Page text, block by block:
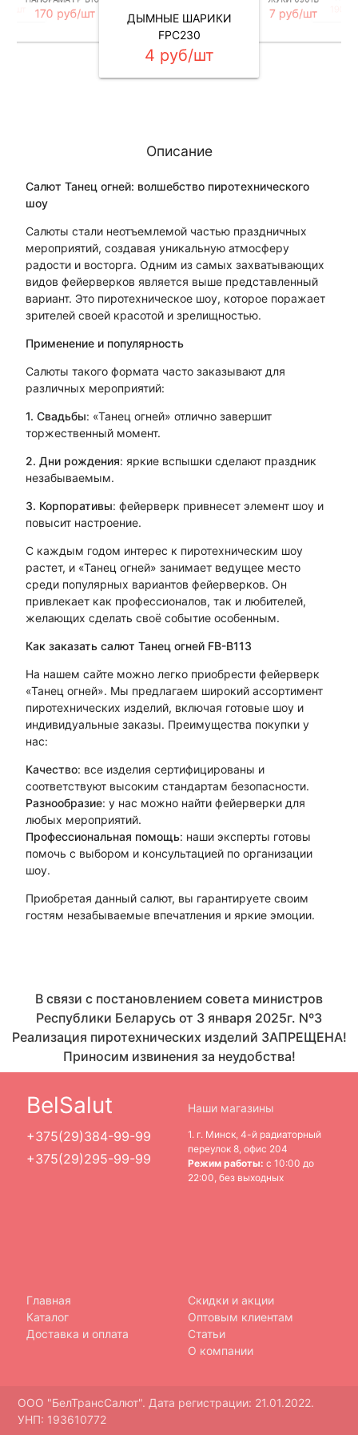
ДЫМНЫЕ ШАРИКИ
FPC230
4 руб/шт
7 руб/шт
170 руб/шт
Описание
Салют Танец огней: волшебство пиротехнического
шоу
Салюты стали неотъемлемой частью праздничных
мероприятий, создавая уникальную атмосферу
радости и восторга. Одним из самых захватывающих
видов фейерверков является выше представленный
вариант. Это пиротехническое шоу, которое поражает
зрителей своей красотой и зрелищностью.
Применение и популярность
Салюты такого формата часто заказывают для
различных мероприятий:
1. Свадьбы: «Танец огней» отлично завершит
торжественный момент.
2. Дни рождения: яркие вспышки сделают праздник
незабываемым.
3. Корпоративы: фейерверк привнесет элемент шоу и
повысит настроение.
С каждым годом интерес к пиротехническим шоу
растет, и «Танец огней» занимает ведущее место
среди популярных вариантов фейерверков. Он
привлекает как профессионалов, так и любителей,
желающих сделать своё событие особенным.
Как заказать салют Танец огней FB-B113
На нашем сайте можно легко приобрести фейерверк
«Танец огней». Мы предлагаем широкий ассортимент
пиротехнических изделий, включая готовые шоу и
индивидуальные заказы. Преимущества покупки у
нас:
Качество: все изделия сертифицированы и
соответствуют высоким стандартам безопасности.
Разнообразие: у нас можно найти фейерверки для
любых мероприятий.
Профессиональная помощь: наши эксперты готовы
помочь с выбором и консультацией по организации
шоу.
Приобретая данный салют, вы гарантируете своим
гостям незабываемые впечатления и яркие эмоции.
В связи с постановлением совета министров
Республики Беларусь от 3 января 2025г. Nº3
Реализация пиротехнических изделий ЗАПРЕЩЕНА!
Приносим извинения за неудобства!
BelSalut
+375(29)384-99-99
+375(29)295-99-99
Наши магазины
1. г. Минск, 4-й радиаторный
переулок 8, офис 204
Режим работы: с 10:00 до
22:00, без выходных
Главная
Каталог
Доставка и оплата
Скидки и акции
Оптовым клиентам
Статьи
О компании
ООО "БелТрансСалют". Дата регистрации: 21.01.2022.
УНП: 193610772